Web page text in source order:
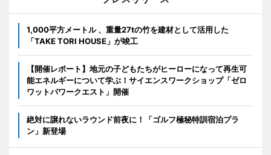
1,000平方メートル 、重量27tの竹を建材として活用した
「TAKE TORI HOUSE」が竣工
【開催レポート】地元の子どもたちがヒーローになって再生可
能エネルギーについて学ぶ！サイエンスワークショップ「ゼロ
ワットパワークエスト」開催
絶対に譲れないラウンド前夜に！「ゴルフ極秘特訓宿泊プラ
ン」新登場